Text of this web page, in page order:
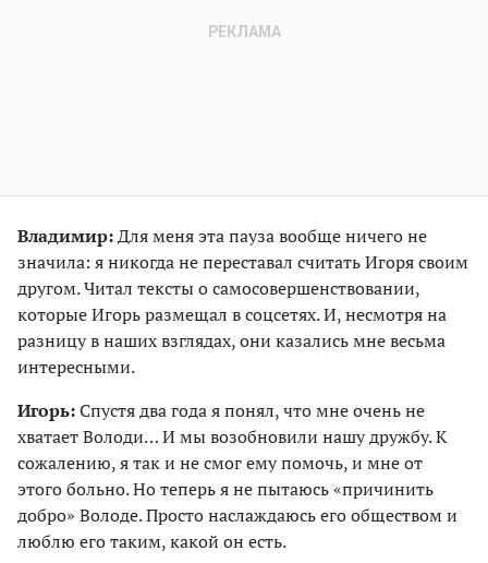
Владимир:Для меня эта пауза вообще ничего не
значила: я никогда не переставал считать Игоря своим
другом. Читал тексты о самосовершенствовании,
которые Игорь размещал в соцсетях. И, несмотря на
разницу в наших взглядах, они казались мне весьма
интересными.
Игорь:Спустя два года я понял, что мне очень не
хватает Володи… И мы возобновили нашу дружбу. К
сожалению, я так и не смог ему помочь, и мне от
этого больно. Но теперь я не пытаюсь «причинить
добро» Володе. Просто наслаждаюсь его обществом и
люблю его таким, какой он есть.